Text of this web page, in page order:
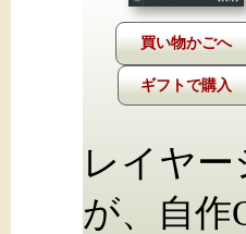
ギフトで購入
レイヤ
が、自作